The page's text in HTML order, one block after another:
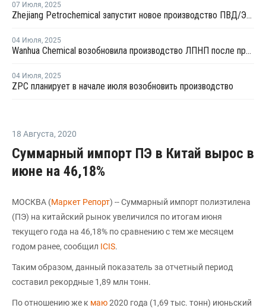
07 Июля, 2025
Zhejiang Petrochemical запустит новое производство ПВД/ЭВА в первом квартале 2026 года
04 Июля, 2025
Wanhua Chemical возобновила производство ЛПНП после профилактики
04 Июля, 2025
ZPC планирует в начале июля возобновить производство
18 Августа, 2020
Суммарный импорт ПЭ в Китай вырос в
июне на 46,18%
МОСКВА (Маркет Репорт) -- Суммарный импорт полиэтилена
(ПЭ) на китайский рынок увеличился по итогам июня
текущего года на 46,18% по сравнению с тем же месяцем
годом ранее, сообщил ICIS.
Таким образом, данный показатель за отчетный период
составил рекордные 1,89 млн тонн.
По отношению же к маю2020 года (1,69 тыс. тонн) июньский